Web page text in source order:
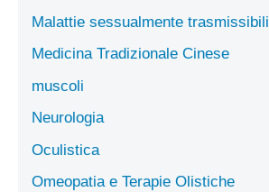
Malattie sessualmente trasmissibili
Medicina Tradizionale Cinese
muscoli
Neurologia
Oculistica
Omeopatia e Terapie Olistiche